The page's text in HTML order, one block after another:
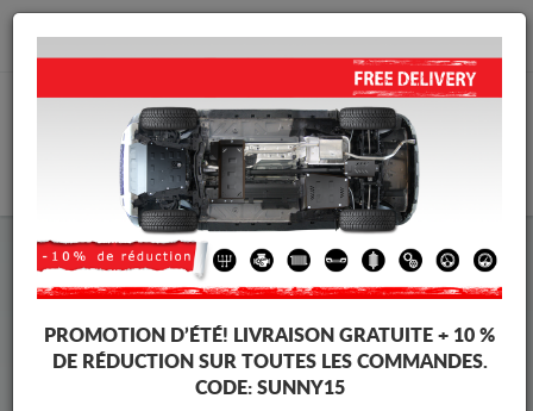
info@cachesousmoteur.fr
Cache Sous Moteur Opel Cache Sous Moteur Opel Corsa
Marques
PROMOTION D’ÉTÉ! LIVRAISON GRATUITE + 10 %
DE RÉDUCTION SUR TOUTES LES COMMANDES.
CODE: SUNNY15